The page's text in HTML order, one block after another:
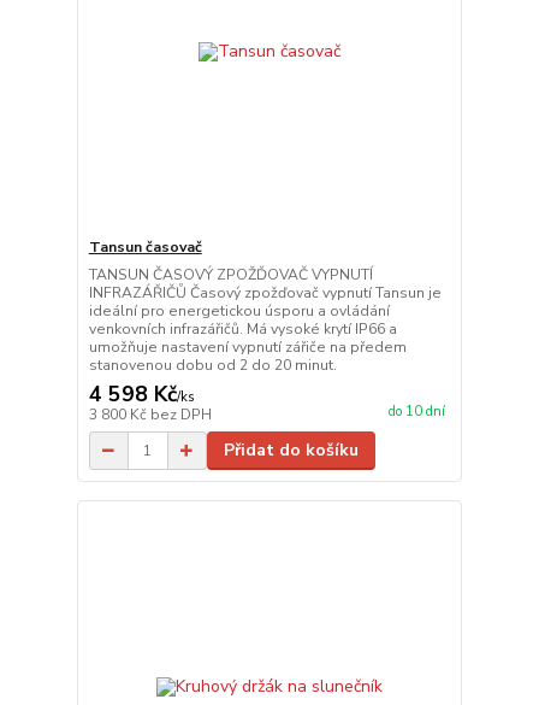
Tansun časovač
TANSUN ČASOVÝ ZPOŽĎOVAČ VYPNUTÍ
INFRAZÁŘIČŮ Časový zpožďovač vypnutí Tansun je
ideální pro energetickou úsporu a ovládání
venkovních infrazářičů. Má vysoké krytí IP66 a
umožňuje nastavení vypnutí zářiče na předem
stanovenou dobu od 2 do 20 minut.
4 598 Kč/ks
3 800 Kč bez DPH do 10 dní
Přidat do košíku